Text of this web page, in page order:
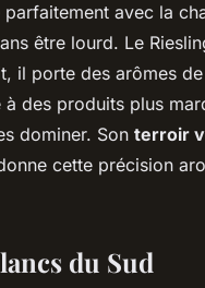
avec la
être lourd. Le
il porte des arômes
des produits plus
dominer. Son terroir
cette précision
du Sud